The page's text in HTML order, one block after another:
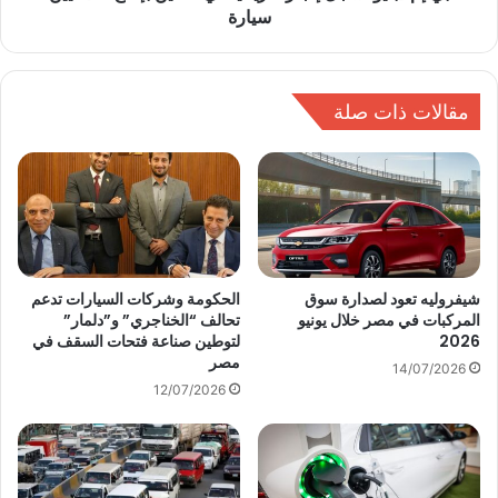
ي
ة
ك
ا
م
ل
ة
ب
د
و
ن
ص
ق
ي
ج
ا
ز
اً
ت
ا
ر
ي
خ
ي
اً
ا
ل
سيارة
مقالات ذات صلة
شيفروليه تعود لصدارة سوق
المركبات في مصر خلال يونيو
2026
14/07/2026
الحكومة وشركات السيارات تدعم
تحالف “الخناجري” و”دلمار”
لتوطين صناعة فتحات السقف في
مصر
12/07/2026